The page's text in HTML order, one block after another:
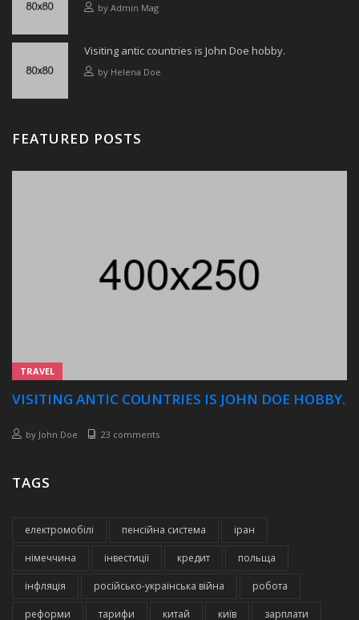
by Admin Mag
Visiting antic countries is John Doe hobby.
by Helena Doe
FEATURED POSTS
TRAVEL
VISITING ANTIC COUNTRIES IS JOHN DOE HOBBY.
by John Doe 23 comments
TAGS
електромобілі пенсійна система іран
німеччина інвестиції кредит польща
інфляція російсько-українська війна робота
реформи тарифи китай київ зарплати